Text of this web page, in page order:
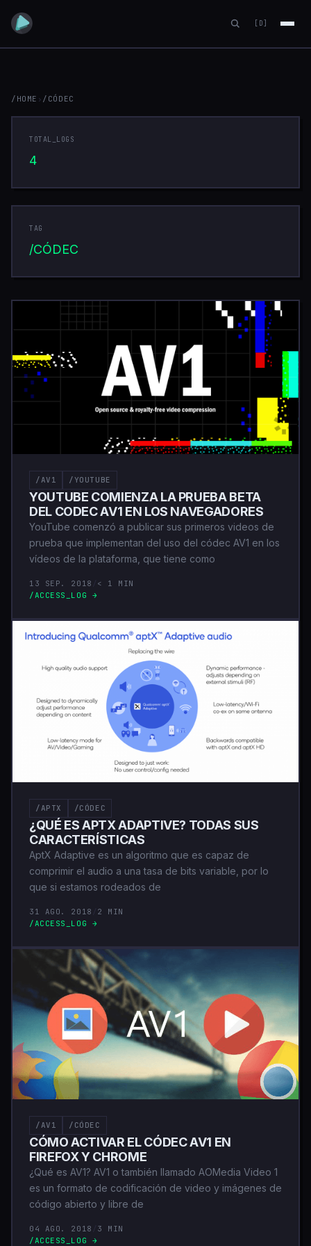
[D]
/HOME › /CÓDEC
TOTAL_LOGS
4
TAG
/CÓDEC
/AV1 /YOUTUBE
YOUTUBE COMIENZA LA PRUEBA BETA
DEL CODEC AV1 EN LOS NAVEGADORES
YouTube comenzó a publicar sus primeros videos de
prueba que implementan del uso del códec AV1 en los
vídeos de la plataforma, que tiene como
13 SEP. 2018
< 1 MIN
/ACCESS_LOG →
/APTX /CÓDEC
¿QUÉ ES APTX ADAPTIVE? TODAS SUS
CARACTERÍSTICAS
AptX Adaptive es un algoritmo que es capaz de
comprimir el audio a una tasa de bits variable, por lo
que si estamos rodeados de
31 AGO. 2018
2 MIN
/ACCESS_LOG →
/AV1 /CÓDEC
CÓMO ACTIVAR EL CÓDEC AV1 EN
FIREFOX Y CHROME
¿Qué es AV1? AV1 o también llamado AOMedia Video 1
es un formato de codificación de video y imágenes de
código abierto y libre de
04 AGO. 2018
3 MIN
/ACCESS_LOG →